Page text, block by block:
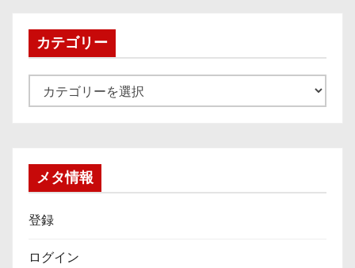
ブカテゴリー
テ
メタ情報
登録
ログイン